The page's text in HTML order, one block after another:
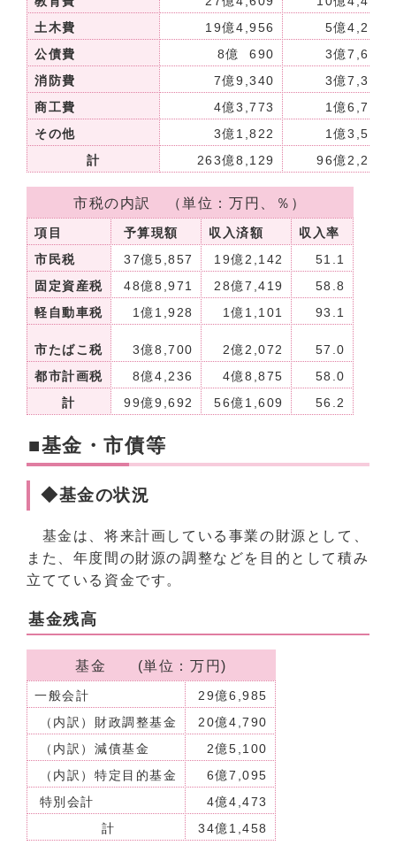
土木費
19億4,956
5億4,212
公債費
8億 690
3億7,619
消防費
7億9,340
3億7,351
商工費
4億3,773
1億6,746
その他
3億1,822
1億3,559
計
263億8,129 96億2,270
市税の内訳 （単位：万円、％）
項目 予算現額 収入済額
収入率
市民税
37億5,857 19億2,142
51.1
固定資産税
48億8,971 28億7,419
58.8
軽自動車税
1億1,928 1億1,101 93.1
市たばこ税 3億8,700 2億2,072
57.0
都市計画税
8億4,236 4億8,875
58.0
計
99億9,692 56億1,609 56.2
■基金・市債等
◆基金の状況
基金は、将来計画している事業の財源として、
また、年度間の財源の調整などを目的として積み
立てている資金です。
基金残高
基金 (単位：万円)
一般会計
29億6,985
（内訳）財政調整基金
20億4,790
（内訳）減債基金
2億5,100
（内訳）特定目的基金
6億7,095
特別会計
4億4,473
計
34億1,458